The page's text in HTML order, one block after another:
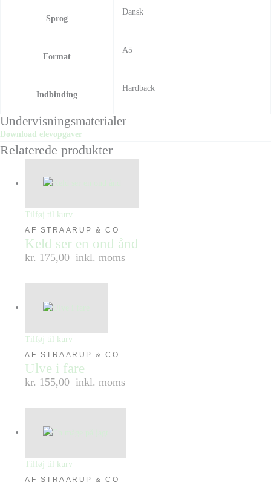
Sprog
Dansk
Format
A5
Indbinding
Hardback
Undervisningsmaterialer
Download elevopgaver
Relaterede produkter
Tilføj til kurv
AF STRAARUP & CO
Keld ser en ond ånd
kr. 175,00 inkl. moms
Tilføj til kurv
AF STRAARUP & CO
Ulve i fare
kr. 155,00 inkl. moms
Tilføj til kurv
AF STRAARUP & CO